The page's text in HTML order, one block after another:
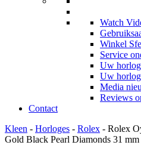
Watch
Winkel
Service
Uw
Uw
Media
Reviews
Contact
Kleen - Horloges - Rolex - Rolex
Gold Black Pearl Diamonds 31